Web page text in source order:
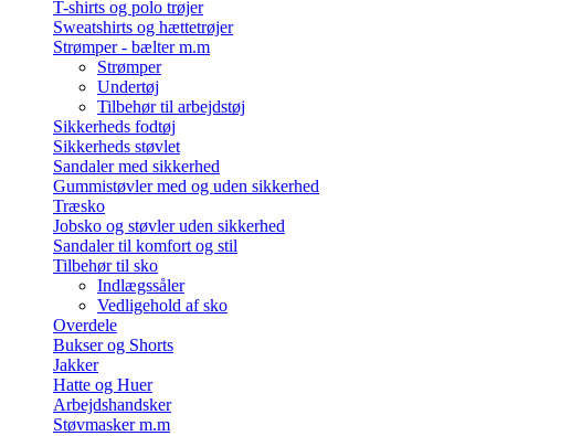
T-shirts og polo trøjer
Sweatshirts og hættetrøjer
Strømper - bælter m.m
Strømper
Undertøj
Tilbehør til arbejdstøj
Sikkerheds fodtøj
Sikkerheds støvlet
Sandaler med sikkerhed
Gummistøvler med og uden sikkerhed
Træsko
Jobsko og støvler uden sikkerhed
Sandaler til komfort og stil
Tilbehør til sko
Indlægssåler
Vedligehold af sko
Overdele
Bukser og Shorts
Jakker
Hatte og Huer
Arbejdshandsker
Støvmasker m.m